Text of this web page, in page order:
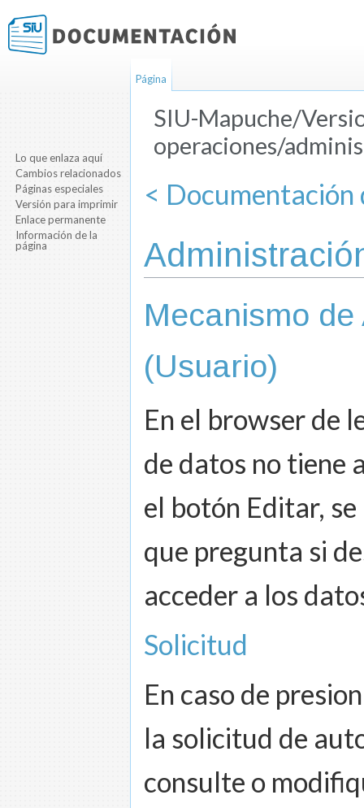
SIU-Mapuche/
operaciones/
< Documentación
Mecanismo
(Usuario)
En el browser de
de datos no tiene
el botón Editar,
que pregunta si
acceder a los
Solicitud
En caso de
la solicitud de
consulte o
Página
Lo que enlaza aquí
Cambios relacionados
Páginas especiales
Versión para imprimir
Enlace permanente
Información de la
página